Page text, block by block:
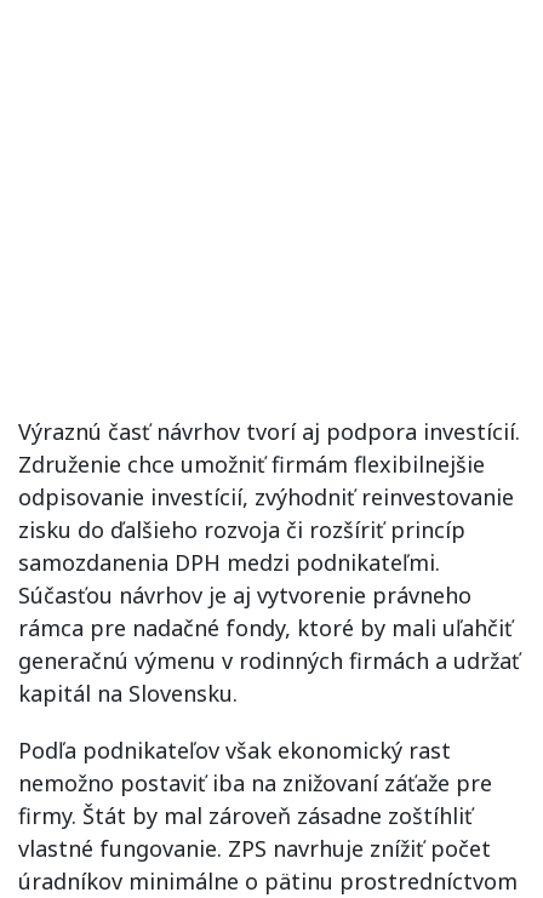
Výraznú časť návrhov tvorí aj podpora investícií.
Združenie chce umožniť firmám flexibilnejšie
odpisovanie investícií, zvýhodniť reinvestovanie
zisku do ďalšieho rozvoja či rozšíriť princíp
samozdanenia DPH medzi podnikateľmi.
Súčasťou návrhov je aj vytvorenie právneho
rámca pre nadačné fondy, ktoré by mali uľahčiť
generačnú výmenu v rodinných firmách a udržať
kapitál na Slovensku.
Podľa podnikateľov však ekonomický rast
nemožno postaviť iba na znižovaní záťaže pre
firmy. Štát by mal zároveň zásadne zoštíhliť
vlastné fungovanie. ZPS navrhuje znížiť počet
úradníkov minimálne o pätinu prostredníctvom